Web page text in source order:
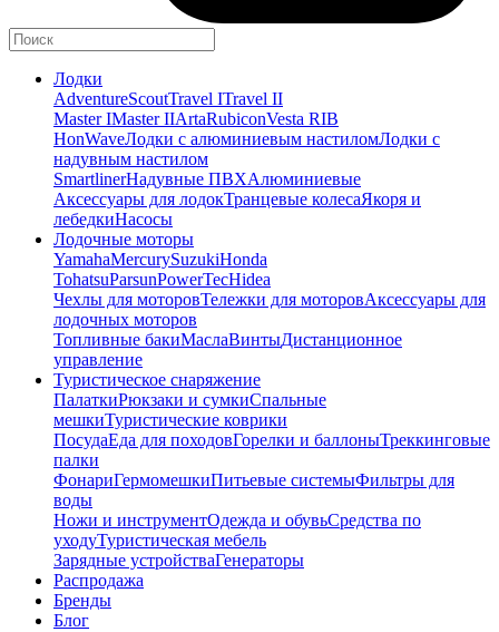
Лодки
AdventureScoutTravel ITravel II
Master IMaster IIArtaRubiconVesta RIB
HonWaveЛодки с алюминиевым настиломЛодки с
надувным настилом
SmartlinerНадувные ПВХАлюминиевые
Аксессуары для лодокТранцевые колесаЯкоря и
лебедкиНасосы
Лодочные моторы
YamahaMercurySuzukiHonda
TohatsuParsunPowerTecHidea
Чехлы для моторовТележки для моторовАксессуары для
лодочных моторов
Топливные бакиМаслаВинтыДистанционное
управление
Туристическое снаряжение
ПалаткиРюкзаки и сумкиСпальные
мешкиТуристические коврики
ПосудаЕда для походовГорелки и баллоныТреккинговые
палки
ФонариГермомешкиПитьевые системыФильтры для
воды
Ножи и инструментОдежда и обувьСредства по
уходуТуристическая мебель
Зарядные устройстваГенераторы
Распродажа
Бренды
Блог